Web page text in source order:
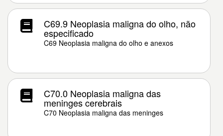
C69.9 Neoplasia maligna do olho, não
especificado
C69 Neoplasia maligna do olho e anexos
C70.0 Neoplasia maligna das
meninges cerebrais
C70 Neoplasia maligna das meninges